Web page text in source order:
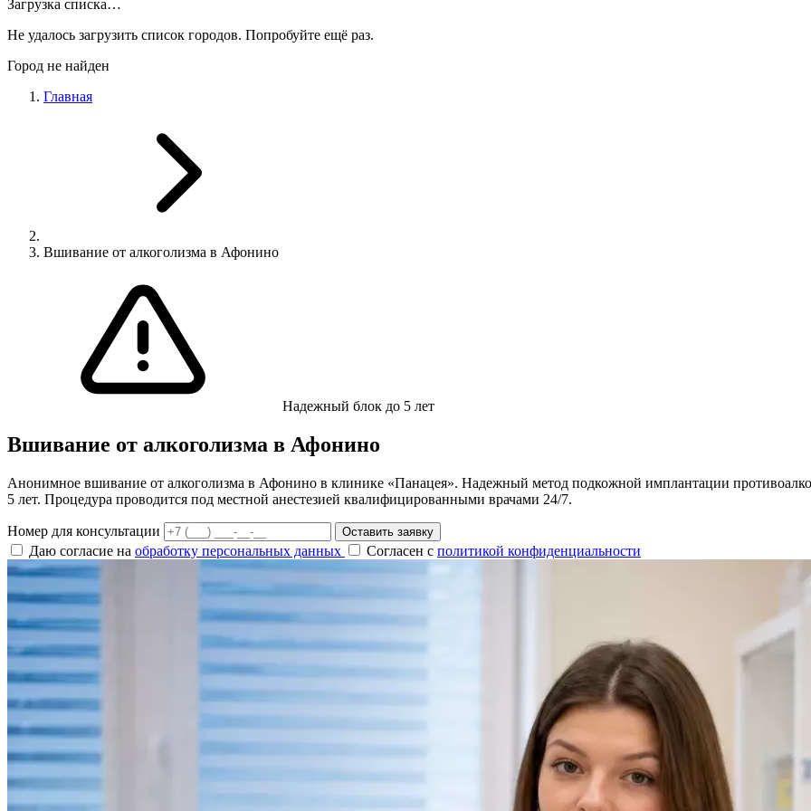
Загрузка списка…
Не удалось загрузить список городов. Попробуйте ещё раз.
Город не найден
Главная
Вшивание от алкоголизма в Афонино
Надежный блок до 5 лет
Вшивание от алкоголизма в Афонино
Анонимное вшивание от алкоголизма в Афонино в клинике «Панацея». Надежный метод подкожной имплантации
5 лет. Процедура проводится под местной анестезией квалифицированными врачами 24/7.
Номер для консультации Оставить заявку
Даю согласие на обработку персональных данных Согласен с политикой конфиденциальности